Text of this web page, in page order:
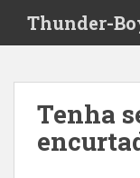
i
Thunder-
Tenha